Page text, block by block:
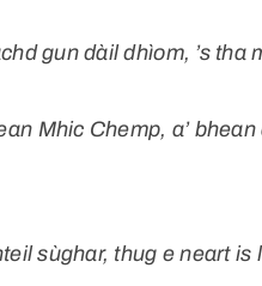
gun dàil dhìom, ’s tha
Mhic Chemp, a’
sùghar, thug e neart is